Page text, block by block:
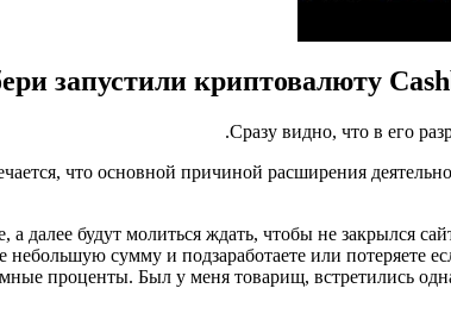
запустили криптовалюту
Сразу видно, что в его
что основной причиной расширения
а далее будут молиться ждать, чтобы не закрылся
небольшую сумму и подзаработаете или
проценты. Был у меня товарищ, встретились